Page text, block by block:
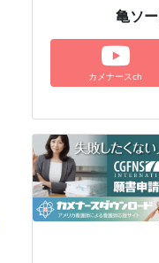
亀ソ
カメナースch